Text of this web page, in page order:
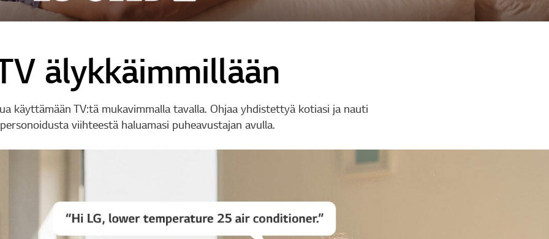
älykkäimmillään
käyttämään TV:tä mukavimmalla tavalla. Ohjaa yhdistettyä kotiasi ja nauti
personoidusta viihteestä haluamasi puheavustajan avulla.